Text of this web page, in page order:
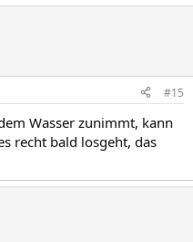
#15
Wasser zunimmt, kann
recht bald losgeht, das